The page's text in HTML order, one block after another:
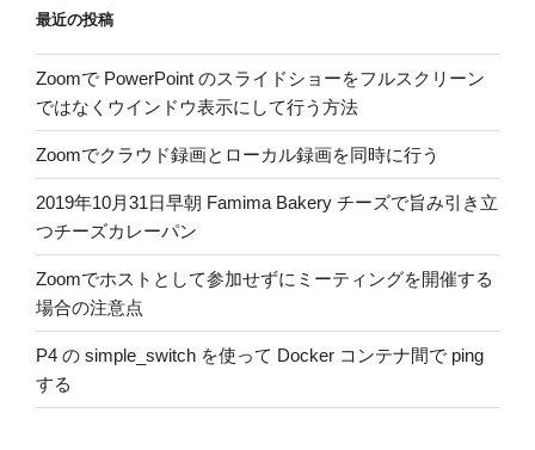
最近の投稿
Zoomで PowerPoint のスライドショーをフルスクリーン
ではなくウインドウ表示にして行う方法
Zoomでクラウド録画とローカル録画を同時に行う
2019年10月31日早朝 Famima Bakery チーズで旨み引き立
つチーズカレーパン
Zoomでホストとして参加せずにミーティングを開催する
場合の注意点
P4 の simple_switch を使って Docker コンテナ間で ping
する